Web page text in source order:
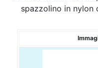
spazzolino in nylon